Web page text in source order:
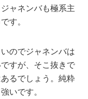
ャネンバも極系主
す。
のでジャネンバは
すが、そこ抜きで
るでしょう。純粋
いです。